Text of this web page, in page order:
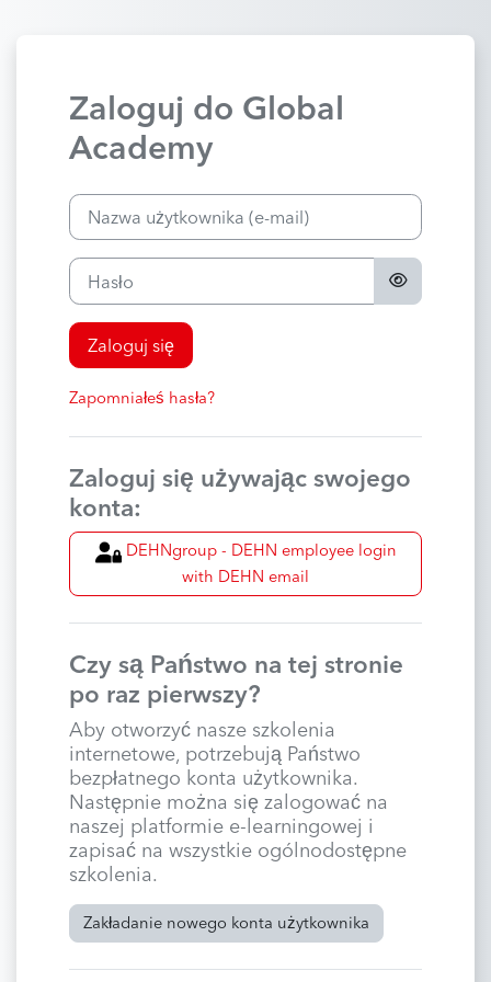
Zaloguj do Global
Academy
Nazwa użytkownika (e-mail)
Hasło
Zaloguj się
Zapomniałeś hasła?
Zaloguj się używając swojego
konta:
DEHNgroup - DEHN employee login
with DEHN email
Czy są Państwo na tej stronie
po raz pierwszy?
Aby otworzyć nasze szkolenia
internetowe, potrzebują Państwo
bezpłatnego konta użytkownika.
Następnie można się zalogować na
naszej platformie e-learningowej i
zapisać na wszystkie ogólnodostępne
szkolenia.
Zakładanie nowego konta użytkownika